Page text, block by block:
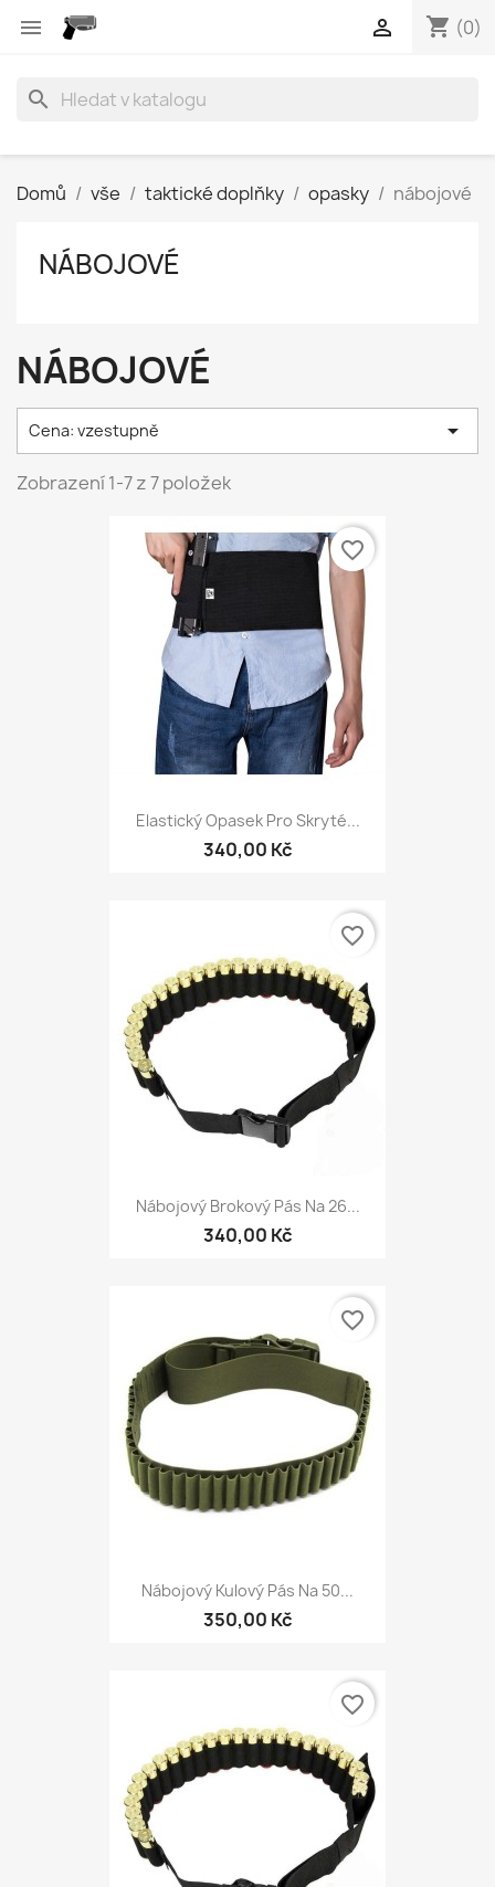
 shopping_cart (0)

search
Domů vše taktické doplňky opasky nábojové
NÁBOJOVÉ
NÁBOJOVÉ
Cena: vzestupně 
Zobrazení 1-7 z 7 položek
Elastický Opasek Pro Skryté...
340,00 Kč
favorite_border
Nábojový Brokový Pás Na 26...
340,00 Kč
favorite_border
Nábojový Kulový Pás Na 50...
350,00 Kč
favorite_border
favorite_border